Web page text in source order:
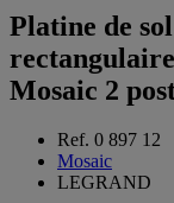
Platine de
Mosaic 2
Ref. 0 897 12
Mosaic
LEGRAND